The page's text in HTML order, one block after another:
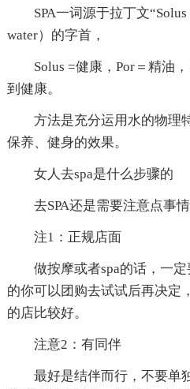
SPA一词源于拉丁文“Solus
water）的字首，
Solus =健康，Por＝精油，
到健康。
方法是充分运用水的物理特
保养、健身的效果。
女人去spa是什么步骤的
去SPA还是需要注意点事情
注1：正规店面
做按摩或者spa的话，一定
的你可以团购去试试后再决定
的店比较好。
注意2：有同伴
最好是结伴而行，不要单独